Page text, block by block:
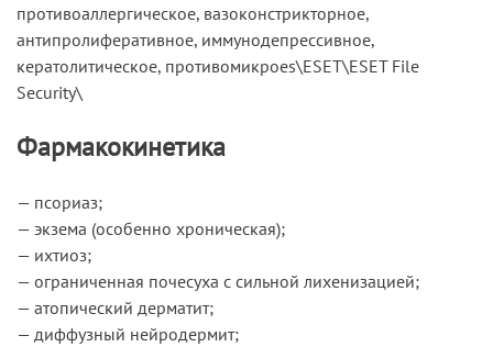
противоаллергическое, вазоконстрикторное,
антипролиферативное, иммунодепрессивное,
кератолитическое, противомикроes\ESET\ESET File
Security\
Фармакокинетика
— псориаз;
— экзема (особенно хроническая);
— ихтиоз;
— ограниченная почесуха с сильной лихенизацией;
— атопический дерматит;
— диффузный нейродермит;